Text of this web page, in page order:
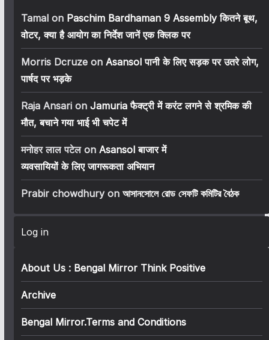
Tamalon Paschim Bardhaman 9 Assembly कितने बूथ,
वोटर, क्या है आयोग का निर्देश जानें एक क्लिक पर
Morris Dcruzeon Asansol पानी के लिए सड़क पर उतरे लोग,
पार्षद पर भड़के
Raja Ansarion Jamuria फैक्ट्री में करंट लगने से श्रमिक की
मौत, बचाने गया भाई भी चपेट में
मनोहर लाल पटेलon Asansol बाजार में
व्यवसायियों के लिए जागरूकता अभियान
Prabir chowdhuryon আসানসোলে রোড সেফটি কমিটির বৈঠক
Log in
About Us : Bengal Mirror Think Positive
Archive
Bengal Mirror.Terms and Conditions